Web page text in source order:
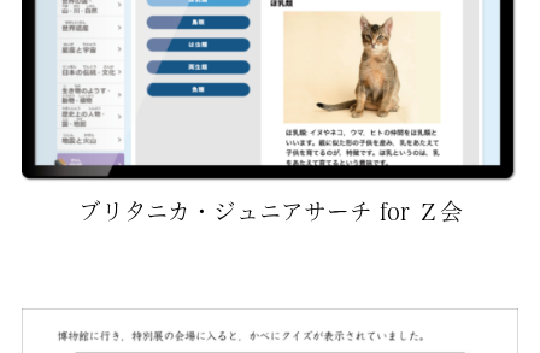
ブリタニカ・ジュニアサーチ for Ｚ会